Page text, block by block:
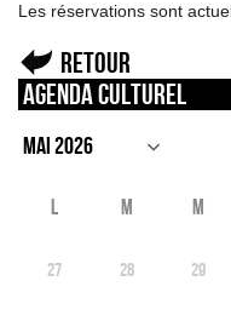
Les réservations sont
Retour
Agenda culturel
L M M
27 28 29